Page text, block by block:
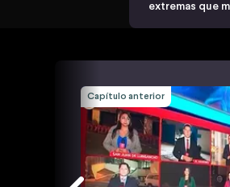
extremas que
Capítulo anterior